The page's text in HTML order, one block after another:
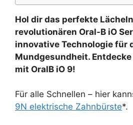
Hol dir das perfekte
revolutionären Oral-B iO
innovative Technologie für
Mundgesundheit.
mit OralB iO 9!
Für alle Schnellen – hier
9N elektrische Zahnbürste*.